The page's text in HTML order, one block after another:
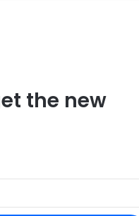
the new